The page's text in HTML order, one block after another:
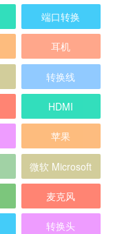
端口转换
耳机
转换线
HDMI
苹果
微软 Microsoft
麦克风
转换头